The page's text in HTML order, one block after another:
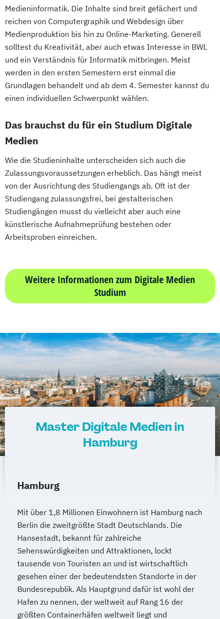
Medieninformatik. Die Inhalte sind breit gefächert und
reichen von Computergraphik und Webdesign über
Medienproduktion bis hin zu Online-Marketing. Generell
solltest du Kreativität, aber auch etwas Interesse in BWL
und ein Verständnis für Informatik mitbringen. Meist
werden in den ersten Semestern erst einmal die
Grundlagen behandelt und ab dem 4. Semester kannst du
einen individuellen Schwerpunkt wählen.
Das brauchst du für ein Studium Digitale
Medien
Wie die Studieninhalte unterscheiden sich auch die
Zulassungsvoraussetzungen erheblich. Das hängt meist
von der Ausrichtung des Studiengangs ab. Oft ist der
Studiengang zulassungsfrei, bei gestalterischen
Studiengängen musst du vielleicht aber auch eine
künstlerische Aufnahmeprüfung bestehen oder
Arbeitsproben einreichen.
Weitere Informationen zum Digitale Medien
Studium
Master Digitale Medien in
Hamburg
Hamburg
Mit über 1,8 Millionen Einwohnern ist Hamburg nach
Berlin die zweitgrößte Stadt Deutschlands. Die
Hansestadt, bekannt für zahlreiche
Sehenswürdigkeiten und Attraktionen, lockt
tausende von Touristen an und ist wirtschaftlich
gesehen einer der bedeutendsten Standorte in der
Bundesrepublik. Als Hauptgrund dafür ist wohl der
Hafen zu nennen, der weltweit auf Rang 16 der
größten Containerhäfen weltweit liegt und